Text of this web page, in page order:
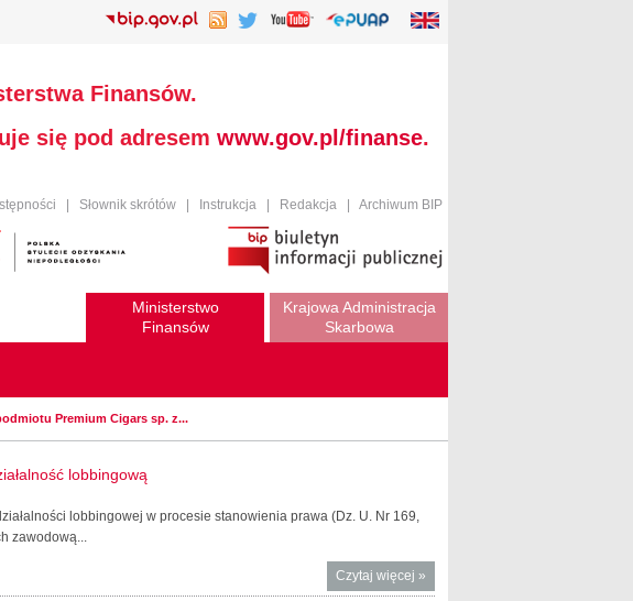
Finansów.
się pod adresem www.gov.pl/finanse.
Słownik skrótów Instrukcja Redakcja Archiwum BIP
Ministerstwo
Finansów
Krajowa Administracja
Skarbowa
Premium Cigars sp. z...
lobbingową
lobbingowej w procesie stanowienia prawa (Dz. U. Nr 169,
zawodową...
Czytaj więcej o Rejestr
podmiotów
»